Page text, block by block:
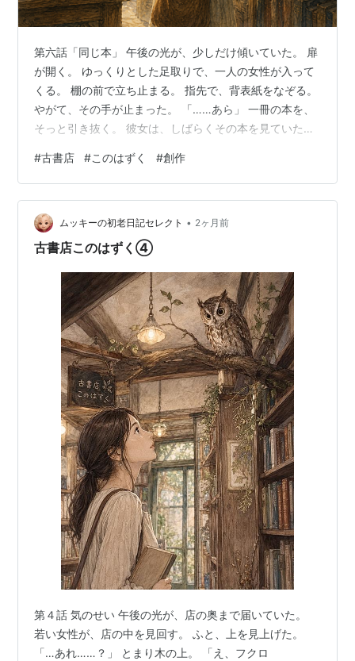
第六話「同じ本」 午後の光が、少しだけ傾いていた。 扉
が開く。 ゆっくりとした足取りで、一人の女性が入って
くる。 棚の前で立ち止まる。 指先で、背表紙をなぞる。
やがて、その手が止まった。 「……あら」 一冊の本を、
そっと引き抜く。 彼女は、しばらくその本を見ていた。
かける。 「そうなんですね。」 むつきは微笑みを返す。
「その時は、手放してもいいと思ったんだけど…」 言葉
が、少しだけ途切れる。 「でも、あとになって…」 それ
以上は続かなかった。 本を開く。 ページをめくる。
「同じ本なのに、 少し違って見えますね」 むつきは答え
#古書店 #このはずく #創作
ムッキーの初老日記セレクト • 2ヶ月前
古書店このはずく④
第４話 気のせい 午後の光が、店の奥まで届いていた。
若い女性が、店の中を見回す。 ふと、上を見上げた。
「…あれ……？」 とまり木の上。 「え、フクロ